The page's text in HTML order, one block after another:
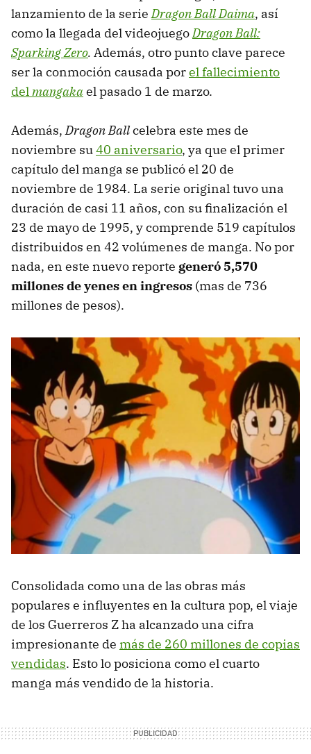
lanzamiento de la serieDragon Ball Daima, así
como la llegada del videojuegoDragon Ball:
Sparking Zero. Además, otro punto clave parece
ser la conmoción causada porel fallecimiento
delmangakael pasado 1 de marzo.
Además,Dragon Ballcelebra este mes de
noviembre su40 aniversario, ya que el primer
capítulo del manga se publicó el 20 de
noviembre de 1984. La serie original tuvo una
duración de casi 11 años, con su finalización el
23 de mayo de 1995, y comprende 519 capítulos
distribuidos en 42 volúmenes de manga. No por
nada, en este nuevo reporte generó 5,570
millones de yenes en ingresos (mas de 736
millones de pesos).
Consolidada como una de las obras más
populares e influyentes en la cultura pop, el viaje
de los Guerreros Z ha alcanzado una cifra
impresionante de más de 260 millones de copias
vendidas. Esto lo posiciona como el cuarto
manga más vendido de la historia.